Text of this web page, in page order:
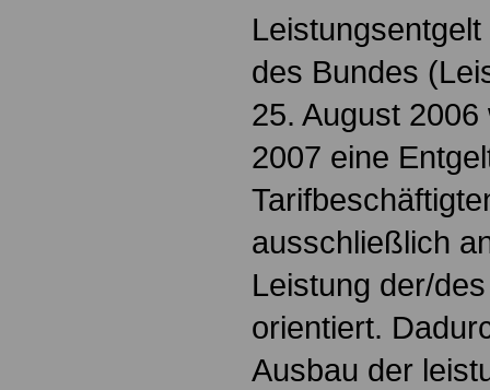
des Bundes
25. August
2007 eine
ausschließlich
Leistung der/
orientiert.
Ausbau der